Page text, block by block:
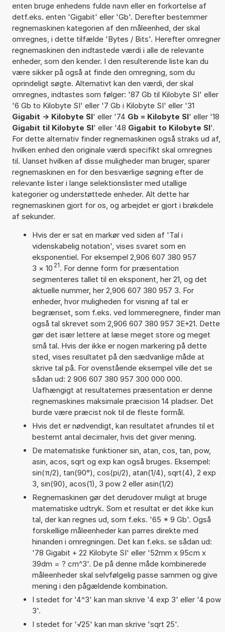
enten bruge enhedens fulde navn eller en forkortelse af
detf.eks. enten 'Gigabit' eller 'Gb'. Derefter bestemmer
regnemaskinen kategorien af den måleenhed, der skal
omregnes, i dette tilfælde 'Bytes / Bits'. Herefter omregner
regnemaskinen den indtastede værdi i alle de relevante
enheder, som den kender. I den resulterende liste kan du
være sikker på også at finde den omregning, som du
oprindeligt søgte. Alternativt kan den værdi, der skal
omregnes, indtastes som følger: '87 Gb til Kilobyte SI' eller
'6 Gb to Kilobyte SI' eller '7 Gb i Kilobyte SI' eller '31
Gigabit -> Kilobyte SI' eller '74 Gb = Kilobyte SI' eller '18
Gigabit til Kilobyte SI' eller '48 Gigabit to Kilobyte SI'.
For dette alternativ finder regnemaskinen også straks ud af,
hvilken enhed den originale værdi specifikt skal omregnes
til. Uanset hvilken af disse muligheder man bruger, sparer
regnemaskinen en for den besværlige søgning efter de
relevante lister i lange selektionslister med utallige
kategorier og understøttede enheder. Alt dette har
regnemaskinen gjort for os, og arbejdet er gjort i brøkdele
af sekunder.
Hvis der er sat en markør ved siden af 'Tal i
videnskabelig notation', vises svaret som en
eksponentiel. For eksempel 2,906 607 380 957
3 × 10 21. For denne form for præsentation
segmenteres tallet til en eksponent, her 21, og det
aktuelle nummer, her 2,906 607 380 957 3. For
enheder, hvor muligheden for visning af tal er
begrænset, som f.eks. ved lommeregnere, finder man
også tal skrevet som 2,906 607 380 957 3E+21. Dette
gør det især lettere at læse meget store og meget
små tal. Hvis der ikke er nogen markering på dette
sted, vises resultatet på den sædvanlige måde at
skrive tal på. For ovenstående eksempel ville det se
sådan ud: 2 906 607 380 957 300 000 000.
Uafhængigt at resultaternes præsentation er denne
regnemaskines maksimale præcision 14 pladser. Det
burde være præcist nok til de fleste formål.
Hvis det er nødvendigt, kan resultatet afrundes til et
bestemt antal decimaler, hvis det giver mening.
De matematiske funktioner sin, atan, cos, tan, pow,
asin, acos, sqrt og exp kan også bruges. Eksempel:
sin(π/2), tan(90°), cos(pi/2), atan(1/4), sqrt(4), 2 exp
3, sin(90), acos(1), 3 pow 2 eller asin(1/2)
Regnemaskinen gør det derudover muligt at bruge
matematiske udtryk. Som et resultat er det ikke kun
tal, der kan regnes ud, som f.eks. '65 * 9 Gb'. Også
forskellige måleenheder kan parres direkte med
hinanden i omregningen. Det kan f.eks. se sådan ud:
'78 Gigabit + 22 Kilobyte SI' eller '52mm x 95cm x
39dm = ? cm^3'. De på denne måde kombinerede
måleenheder skal selvfølgelig passe sammen og give
mening i den pågældende kombination.
I stedet for '4^3' kan man skrive '4 exp 3' eller '4 pow
3'.
I stedet for '√25' kan man skrive 'sqrt 25'.